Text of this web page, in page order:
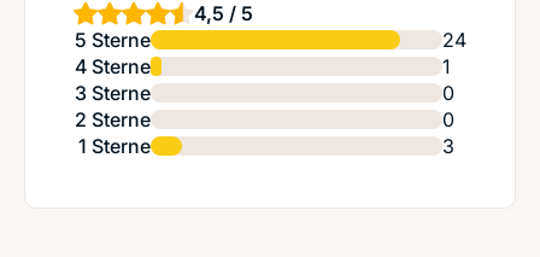
4,5 / 5
5 Sterne
24
4 Sterne
1
3 Sterne
0
2 Sterne
0
1 Sterne
3